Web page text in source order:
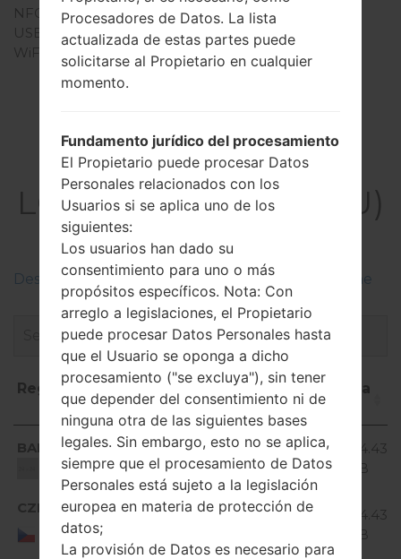
NFC
No
USB
microUSB 2.0
WiFi
Wi-Fi802.11b/g/n, Wi-Fi
Direct, hotspot
El Firmware
LGD373EU(LGD373EU)
akaLG L80 Dual
Descripciones de regiones firmwares de LG Phone
Región
Nombre de
archivo
OS Talla
Región
Nombre de
archivo
OS
BAL
Unknown
D373EU10D_00.kdz
Android
4.4.x
KitKat
934.43
MiB
CZE
Czech
Republic
D373EU10D_00.kdz
Android
KitKat
934.43
MiB
Procesadores de Datos. La lista
actualizada de estas partes puede
solicitarse al Propietario en cualquier
momento.
Fundamento jurídico del procesamiento
El Propietario puede procesar Datos
Personales relacionados con los
Usuarios si se aplica uno de los
siguientes:
Los usuarios han dado su
consentimiento para uno o más
propósitos específicos. Nota: Con
arreglo a legislaciones, el Propietario
puede procesar Datos Personales hasta
que el Usuario se oponga a dicho
procesamiento ("se excluya"), sin tener
que depender del consentimiento ni de
ninguna otra de las siguientes bases
legales. Sin embargo, esto no se aplica,
siempre que el procesamiento de Datos
Personales está sujeto a la legislación
europea en materia de protección de
datos;
La provisión de Datos es necesario para